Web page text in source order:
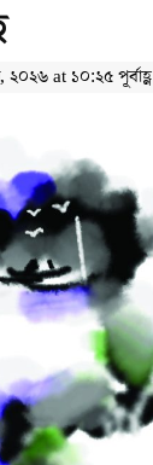
at ১০:২৫ পূর্বাহ্ণ